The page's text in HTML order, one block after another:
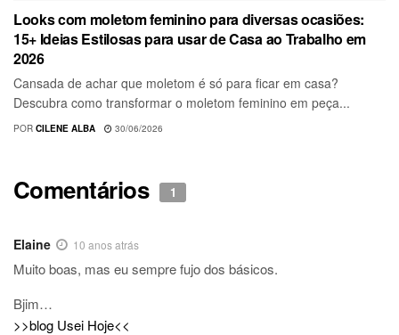
Looks com moletom feminino para diversas ocasiões:
15+ Ideias Estilosas para usar de Casa ao Trabalho em
2026
Cansada de achar que moletom é só para ficar em casa?
Descubra como transformar o moletom feminino em peça...
POR CILENE ALBA 30/06/2026
Comentários 1
Elaine 10 anos atrás
Muito boas, mas eu sempre fujo dos básicos.
Bjim…
>>blog Usei Hoje<<